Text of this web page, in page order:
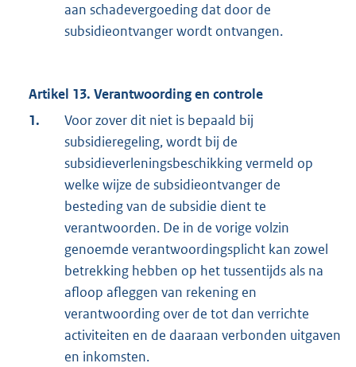
aan schadevergoeding dat door de
subsidieontvanger wordt ontvangen.
Artikel 13. Verantwoording en controle
1.
Voor zover dit niet is bepaald bij
subsidieregeling, wordt bij de
subsidieverleningsbeschikking vermeld op
welke wijze de subsidieontvanger de
besteding van de subsidie dient te
verantwoorden. De in de vorige volzin
genoemde verantwoordingsplicht kan zowel
betrekking hebben op het tussentijds als na
afloop afleggen van rekening en
verantwoording over de tot dan verrichte
activiteiten en de daaraan verbonden uitgaven
en inkomsten.